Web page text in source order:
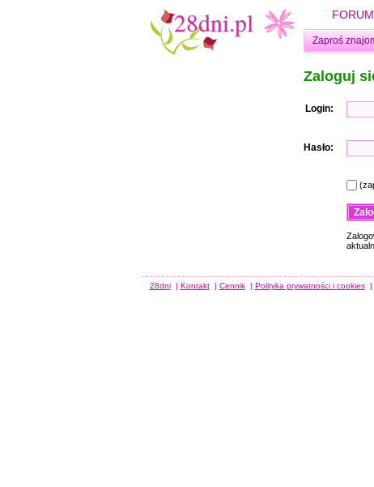
FORUM
Zaproś
Zaloguj
Login:
Hasło:
28dni | Kontakt | Cennik | Polityka prywatności i cookies |